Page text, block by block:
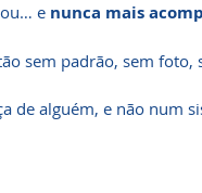
e nunca mais
sem padrão, sem foto,
de alguém, e não num